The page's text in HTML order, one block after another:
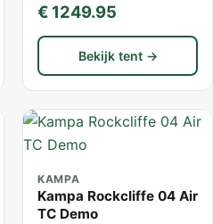
€ 1249.95
Bekijk tent →
KAMPA
Kampa Rockcliffe 04 Air
TC Demo